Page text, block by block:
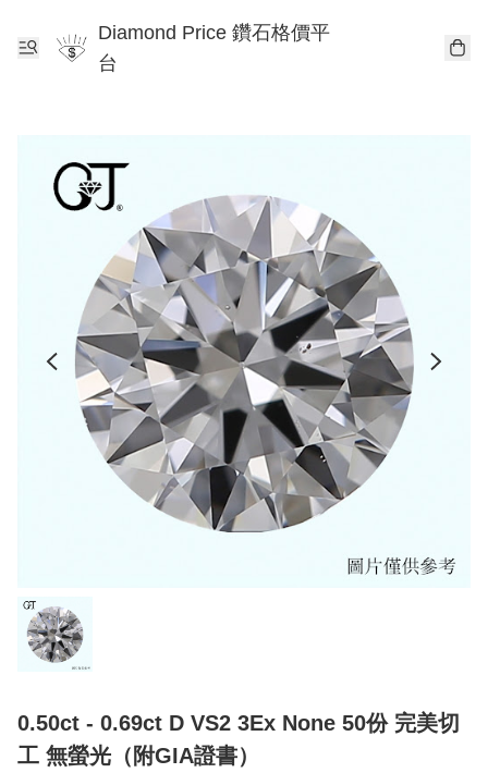
Diamond Price 鑽石格價平
台
0.50ct - 0.69ct D VS2 3Ex None 50份 完美切
工 無螢光（附GIA證書）